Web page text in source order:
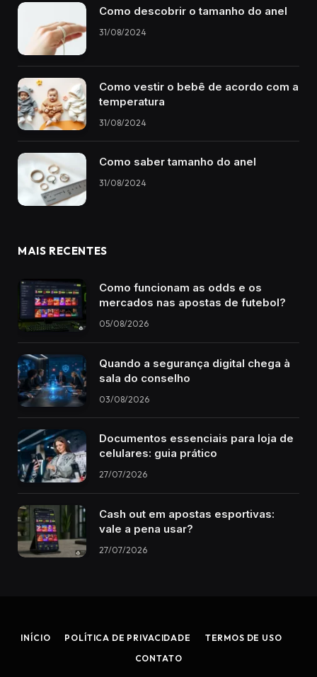
Como descobrir o tamanho do anel
31/08/2024
Como vestir o bebê de acordo com a
temperatura
31/08/2024
Como saber tamanho do anel
31/08/2024
MAIS RECENTES
Como funcionam as odds e os
mercados nas apostas de futebol?
05/08/2026
Quando a segurança digital chega à
sala do conselho
03/08/2026
Documentos essenciais para loja de
celulares: guia prático
27/07/2026
Cash out em apostas esportivas:
vale a pena usar?
27/07/2026
INÍCIO POLÍTICA DE PRIVACIDADE
TERMOS DE USO
CONTATO